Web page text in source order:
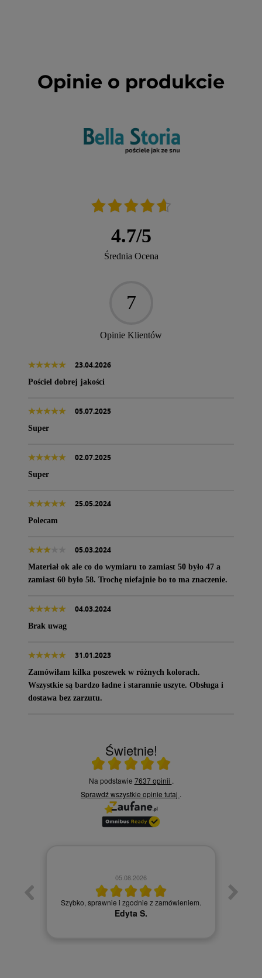
Opinie o produkcie
4.7/5
Średnia Ocena
7
Opinie Klientów
23.04.2026
Pościel dobrej jakości
05.07.2025
Super
02.07.2025
Super
25.05.2024
Polecam
05.03.2024
Materiał ok ale co do wymiaru to zamiast 50 było 47 a
zamiast 60 było 58. Trochę niefajnie bo to ma znaczenie.
04.03.2024
Brak uwag
31.01.2023
Zamówiłam kilka poszewek w różnych kolorach.
Wszystkie są bardzo ładne i starannie uszyte. Obsługa i
dostawa bez zarzutu.
Świetnie!
Ocena średnia 5 na 5
Na podstawie 7637 opinii .
Sprawdź wszystkie opinie tutaj .
05.08.2026
Szybko, sprawnie i zgodnie z zamówieniem.
Edyta S.